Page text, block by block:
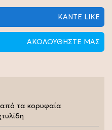
ΚΑΝΤΕ LIKE
ΑΚΟΛΟΥΘΗΣΤΕ ΜΑΣ
τα κορυφαία